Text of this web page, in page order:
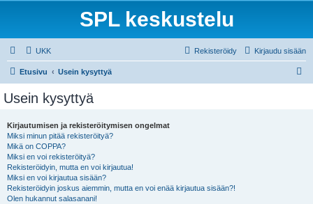
SPL keskustelu
UKK Kirjaudu sisään
Rekisteröidy
Etusivu Usein kysyttyä
Usein kysyttyä
Kirjautumisen ja rekisteröitymisen ongelmat
Miksi minun pitää rekisteröityä?
Mikä on COPPA?
Miksi en voi rekisteröityä?
Rekisteröidyin, mutta en voi kirjautua!
Miksi en voi kirjautua sisään?
Rekisteröidyin joskus aiemmin, mutta en voi enää kirjautua sisään?!
Olen hukannut salasanani!